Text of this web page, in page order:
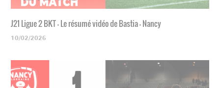
J21 Ligue 2 BKT - Le résumé vidéo de Bastia - Nancy
10/02/2026